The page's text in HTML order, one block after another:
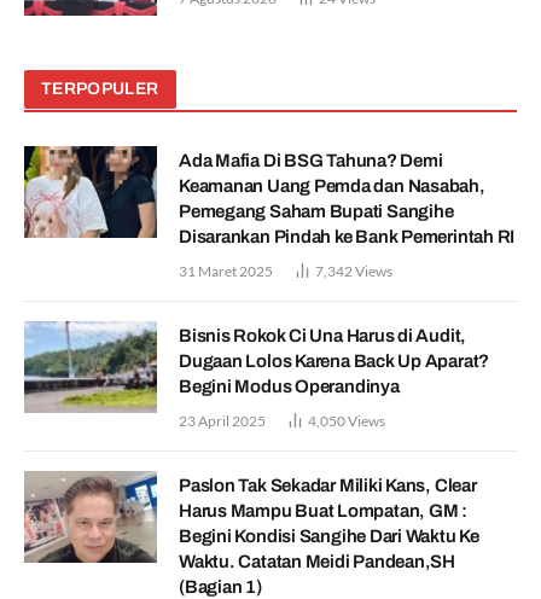
TERPOPULER
Ada Mafia Di BSG Tahuna? Demi
Keamanan Uang Pemda dan Nasabah,
Pemegang Saham Bupati Sangihe
Disarankan Pindah ke Bank Pemerintah RI
31 Maret 2025 7,342Views
Bisnis Rokok Ci Una Harus di Audit,
Dugaan Lolos Karena Back Up Aparat?
Begini Modus Operandinya
23 April 2025 4,050Views
Paslon Tak Sekadar Miliki Kans, Clear
Harus Mampu Buat Lompatan, GM :
Begini Kondisi Sangihe Dari Waktu Ke
Waktu. Catatan Meidi Pandean,SH
(Bagian 1)